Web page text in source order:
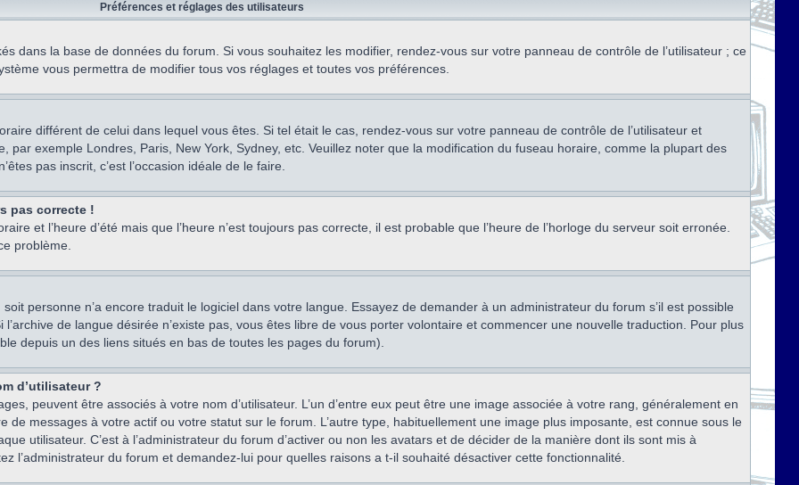
Préférences et réglages des utilisateurs
dans la base de données du forum. Si vous souhaitez les modifier, rendez-vous sur votre panneau de contrôle de l’utilisateur ; ce
vous permettra de modifier tous vos réglages et toutes vos préférences.
différent de celui dans lequel vous êtes. Si tel était le cas, rendez-vous sur votre panneau de contrôle de l’utilisateur et
exemple Londres, Paris, New York, Sydney, etc. Veuillez noter que la modification du fuseau horaire, comme la plupart des
pas inscrit, c’est l’occasion idéale de le faire.
pas correcte !
et l’heure d’été mais que l’heure n’est toujours pas correcte, il est probable que l’heure de l’horloge du serveur soit erronée.
problème.
personne n’a encore traduit le logiciel dans votre langue. Essayez de demander à un administrateur du forum s’il est possible
l’archive de langue désirée n’existe pas, vous êtes libre de vous porter volontaire et commencer une nouvelle traduction. Pour plus
depuis un des liens situés en bas de toutes les pages du forum).
d’utilisateur ?
peuvent être associés à votre nom d’utilisateur. L’un d’entre eux peut être une image associée à votre rang, généralement en
de messages à votre actif ou votre statut sur le forum. L’autre type, habituellement une image plus imposante, est connue sous le
utilisateur. C’est à l’administrateur du forum d’activer ou non les avatars et de décider de la manière dont ils sont mis à
l’administrateur du forum et demandez-lui pour quelles raisons a t-il souhaité désactiver cette fonctionnalité.